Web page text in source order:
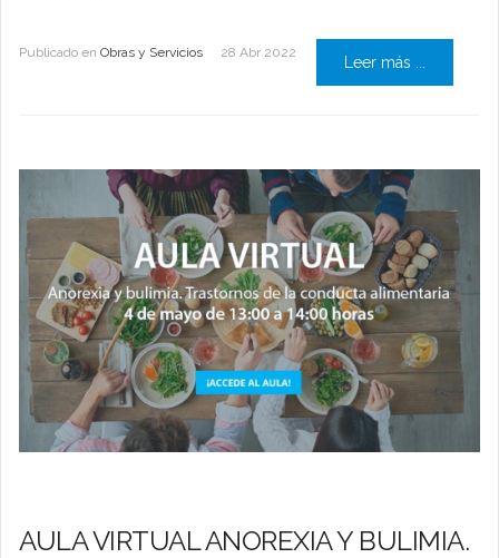
Publicado en Obras y Servicios 28 Abr 2022
Leer más ...
AULA VIRTUAL ANOREXIA Y BULIMIA.